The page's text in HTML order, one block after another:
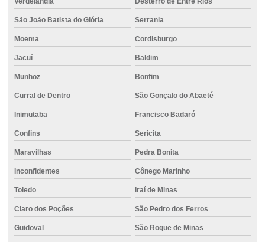
Projeto de fundações de máquinas
Saco cimento
Serviço de concreto usinado
Serviço de fundação
São João Batista do Glória Serrania
Moema Cordisburgo
Jacuí Baldim
Munhoz Bonfim
Curral de Dentro São Gonçalo do Abaeté
Inimutaba Francisco Badaró
Confins Sericita
Maravilhas Pedra Bonita
Inconfidentes Cônego Marinho
Toledo Iraí de Minas
Claro dos Poções São Pedro dos Ferros
Guidoval São Roque de Minas